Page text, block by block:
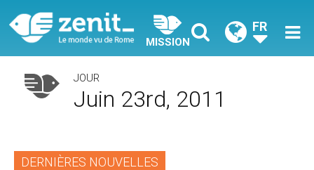
MISSION
FR
JOUR
Juin 23rd, 2011
DERNIÈRES NOUVELLES